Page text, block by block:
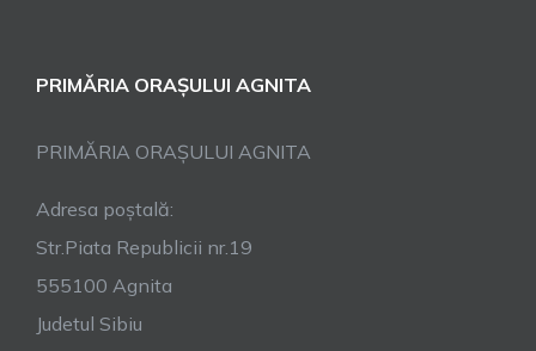
PRIMĂRIA ORAȘULUI AGNITA
PRIMĂRIA ORAȘULUI AGNITA
Adresa poștală:
Str.Piata Republicii nr.19
555100 Agnita
Judetul Sibiu